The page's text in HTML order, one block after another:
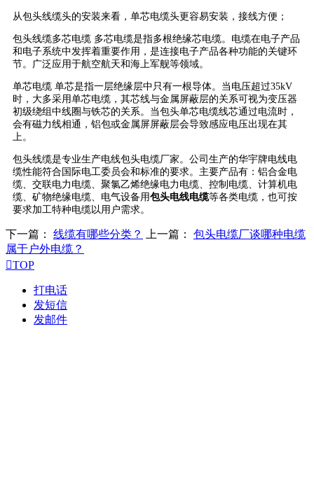
从包头线缆头的安装来看，单芯电缆头更容易安装，接线方便；
包头线缆多芯电缆 多芯电缆是指多根绝缘芯电缆。电缆在电子产品
和电子系统中发挥着重要作用，是连接电子产品各种功能的关键环
节。广泛应用于航空航天和海上军舰等领域。
单芯电缆 单芯是指一层绝缘层中只有一根导体。当电压超过35kV
时，大多采用单芯电缆，其芯线与金属屏蔽层的关系可视为变压器
初级绕组中线圈与铁芯的关系。当包头单芯电缆线芯通过电流时，
会有磁力线相通，铝包或金属屏屏蔽层会导致感应电压出现在其
上。
包头线缆是专业生产电线包头电缆厂家。公司生产的华宇牌电线电
缆性能符合国际电工委员会和标准的要求。主要产品有：铝合金电
缆、交联电力电缆、聚氯乙烯绝缘电力电缆、控制电缆、计算机电
缆、矿物绝缘电缆、电气设备用包头电线电缆等各类电缆，也可按
要求加工特种电缆以用户需求。
下一篇： 线缆有哪些分类？ 上一篇： 包头电缆厂谈哪种电缆
属于户外电缆？
TOP
打电话
发短信
发邮件